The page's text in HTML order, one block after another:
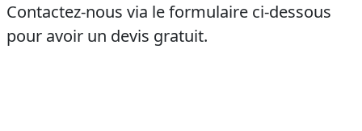
Contactez-nous via leformulaireci-dessous
pour avoir un devis gratuit.